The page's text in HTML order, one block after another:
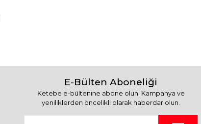
E-Bülten Aboneliği
Ketebe e-bültenine abone olun. Kampanya ve
yeniliklerden öncelikli olarak haberdar olun.